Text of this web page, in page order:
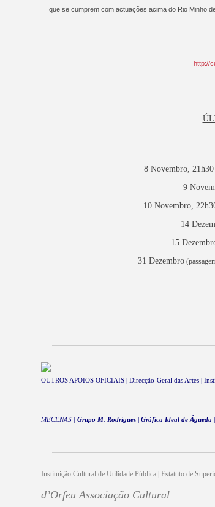
que se cumprem com actuações acima do Rio Minho
http://
8 Novembro,
9
10 Novembro,
14
15
31 Dezembro
OUTROS APOIOS OFICIAIS | Direcção-Geral das Artes |
MECENAS | Grupo M. Rodrigues | Gráfica Ideal de Águeda
Instituição Cultural de Utilidade Pública | Estatuto de
d’Orfeu Associação Cultural